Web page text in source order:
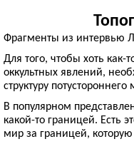
Фрагменты из интервью
Для того, чтобы хоть
оккультных явлений,
структуру
В популярном
какой-то границей. Есть
мир за границей,